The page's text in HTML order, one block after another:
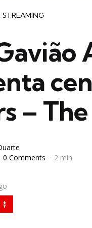
STREAMING
–
0 Comments 2 min